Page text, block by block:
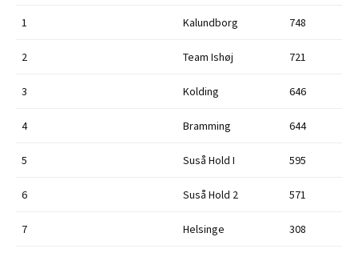
1 Kalundborg 748
2 Team Ishøj 721
3 Kolding 646
4 Bramming 644
5 Suså Hold I 595
6 Suså Hold 2 571
7 Helsinge 308